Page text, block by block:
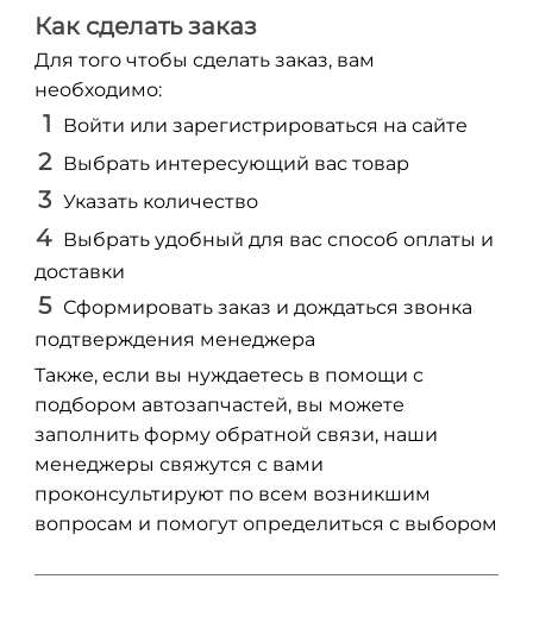
Как сделать заказ
Для того чтобы сделать заказ, вам
необходимо:
Войти или зарегистрироваться на сайте
Выбрать интересующий вас товар
Указать количество
Выбрать удобный для вас способ оплаты и
доставки
Сформировать заказ и дождаться звонка
подтверждения менеджера
Также, если вы нуждаетесь в помощи с
подбором автозапчастей, вы можете
заполнить форму обратной связи, наши
менеджеры свяжутся с вами
проконсультируют по всем возникшим
вопросам и помогут определиться с выбором